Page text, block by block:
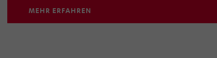
MEHR ERFAHREN